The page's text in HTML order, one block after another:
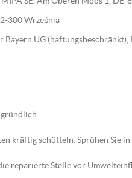
300 Września
Bayern UG
kräftig schütteln. Sprühen Sie
reparierte Stelle vor